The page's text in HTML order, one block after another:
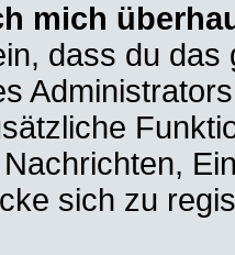
mich
dass du
sich zu